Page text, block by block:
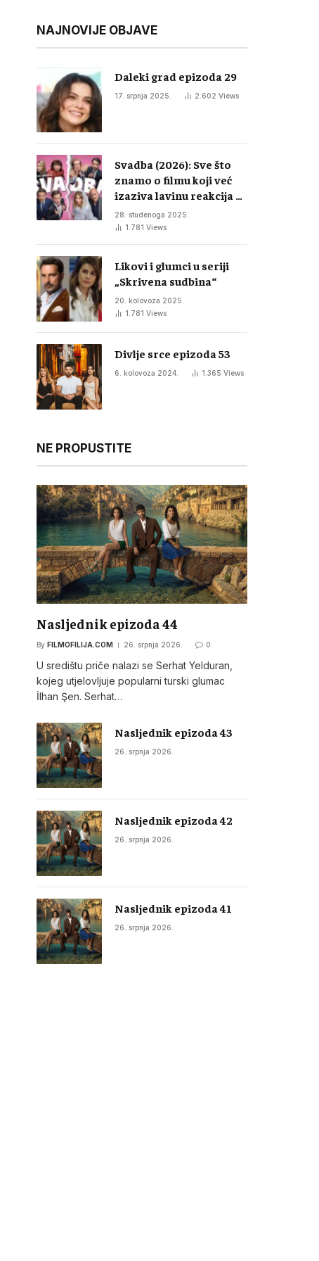
NAJNOVIJE OBJAVE
Daleki grad epizoda 29
17. srpnja 2025. 2.602 Views
Svadba (2026): Sve što
znamo o filmu koji već
izaziva lavinu reakcija u
regiji
28. studenoga 2025.
1.781 Views
Likovi i glumci u seriji
„Skrivena sudbina“
20. kolovoza 2025.
1.781 Views
Divlje srce epizoda 53
6. kolovoza 2024. 1.365 Views
NE PROPUSTITE
Nasljednik epizoda 44
By FILMOFILIJA.COM 26. srpnja 2026. 0
U središtu priče nalazi se Serhat Yelduran,
kojeg utjelovljuje popularni turski glumac
İlhan Şen. Serhat…
Nasljednik epizoda 43
26. srpnja 2026.
Nasljednik epizoda 42
26. srpnja 2026.
Nasljednik epizoda 41
26. srpnja 2026.